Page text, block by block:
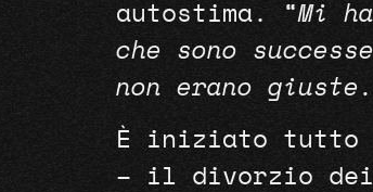
autostima. “Mi
che sono
non erano giuste.
È iniziato tutto
– il divorzio